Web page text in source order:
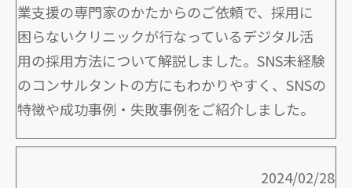
業支援の専門家のかたからのご依頼で、採用に
困らないクリニックが行なっているデジタル活
用の採用方法について解説しました。SNS未経験
のコンサルタントの方にもわかりやすく、SNSの
特徴や成功事例・失敗事例をご紹介しました。
2024/02/28